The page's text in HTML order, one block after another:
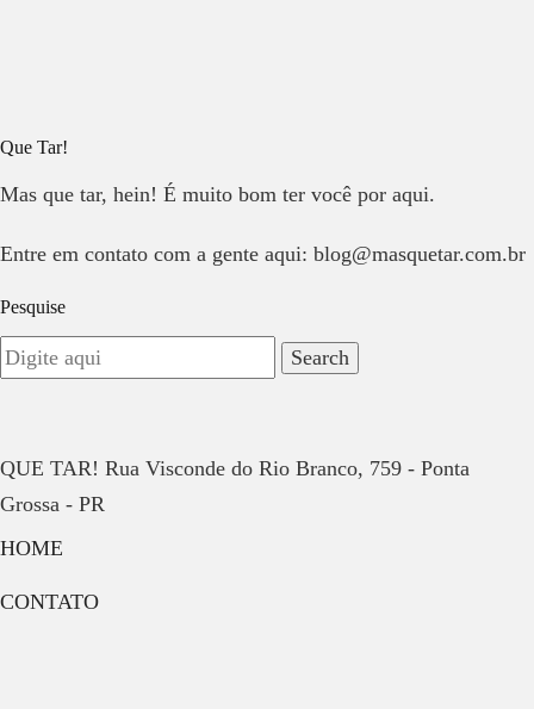
Que Tar!
Mas que tar, hein! É muito bom ter você por aqui.
Entre em contato com a gente aqui: blog@masquetar.com.br
Pesquise
QUE TAR! Rua Visconde do Rio Branco, 759 - Ponta
Grossa - PR
HOME
CONTATO